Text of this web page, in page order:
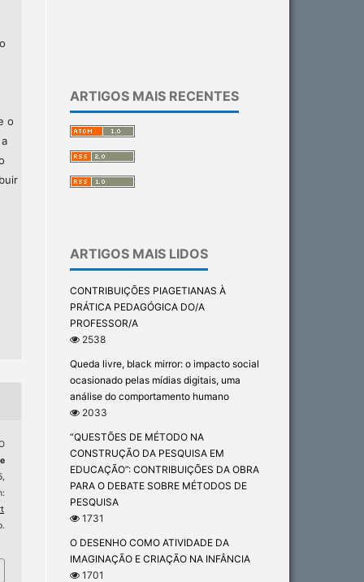
o
ARTIGOS MAIS RECENTES
ARTIGOS MAIS LIDOS
CONTRIBUIÇÕES PIAGETIANAS À
PRÁTICA PEDAGÓGICA DO/A
PROFESSOR/A
2538
Queda livre, black mirror: o impacto social
ocasionado pelas mídias digitais, uma
análise do comportamento humano
2033
“QUESTÕES DE MÉTODO NA
CONSTRUÇÃO DA PESQUISA EM
EDUCAÇÃO”: CONTRIBUIÇÕES DA OBRA
PARA O DEBATE SOBRE MÉTODOS DE
PESQUISA
1731
O DESENHO COMO ATIVIDADE DA
IMAGINAÇÃO E CRIAÇÃO NA INFÂNCIA
1701